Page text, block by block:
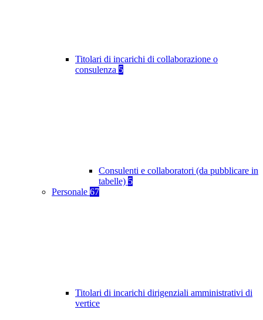
Titolari di incarichi di collaborazione o
consulenza 5
Consulenti e collaboratori (da pubblicare in
tabelle) 5
Personale 67
Titolari di incarichi dirigenziali amministrativi di
vertice